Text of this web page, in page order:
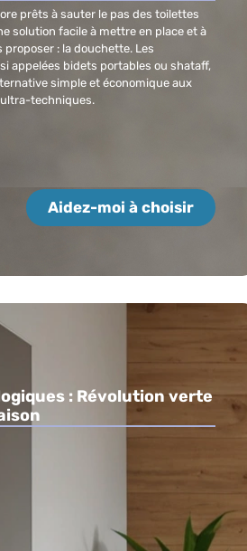
prêts à sauter le pas des toilettes
solution facile à mettre en place et à
proposer : la douchette. Les
appelées bidets portables ou shataff,
simple et économique aux
techniques.
Aidez-moi à choisir
: Révolution verte